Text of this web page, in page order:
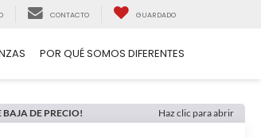
CONTACTO GUARDADO
POR QUÉ SOMOS DIFERENTES
BAJA DE PRECIO! Haz clic para abrir